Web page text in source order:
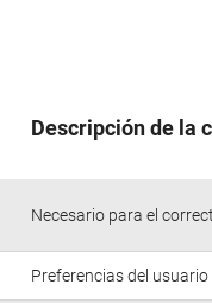
Descripción de la
Necesario para el
Preferencias del